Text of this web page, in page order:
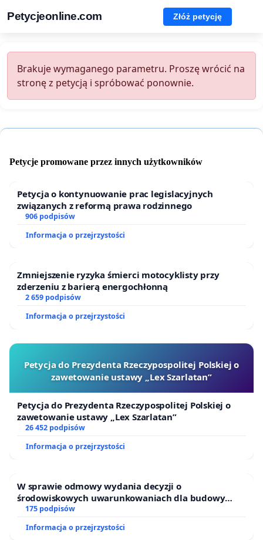
Petycjeonline.com Złóż petycję
Brakuje wymaganego parametru. Proszę wrócić na
stronę z petycją i spróbować ponownie.
Petycje promowane przez innych użytkowników
Petycja o kontynuowanie prac legislacyjnych
związanych z reformą prawa rodzinnego
906 podpisów
Informacja o przejrzystości
Zmniejszenie ryzyka śmierci motocyklisty przy
zderzeniu z barierą energochłonną
2 659 podpisów
Informacja o przejrzystości
Petycja do Prezydenta Rzeczypospolitej Polskiej o
zawetowanie ustawy „Lex Szarlatan”
Petycja do Prezydenta Rzeczypospolitej Polskiej o
zawetowanie ustawy „Lex Szarlatan”
26 452 podpisów
Informacja o przejrzystości
W sprawie odmowy wydania decyzji o
środowiskowych uwarunkowaniach dla budowy
zakładu wytwarzania biometanu „Krynki” w
Ostrowiu Południowym oraz ochrony mieszkańców i
Puszczy Knyszyńskiej
175 podpisów
Informacja o przejrzystości